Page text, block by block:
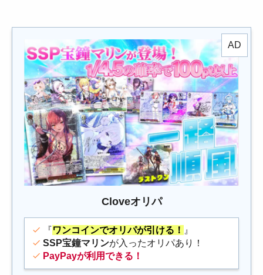
Cloveオリパ
『ワンコインでオリパが引ける！ 』
SSP宝鐘マリンが入ったオリパあり！
PayPayが利用できる！